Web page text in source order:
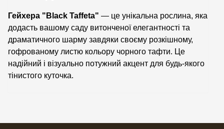
Гейхера "Black Taffeta" — це унікальна рослина, яка
додасть вашому саду витонченої елегантності та
драматичного шарму завдяки своєму розкішному,
гофрованому листю кольору чорного тафти. Це
надійний і візуально потужний акцент для будь-якого
тінистого куточка.